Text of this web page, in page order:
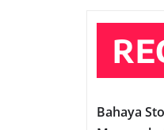
Bahaya